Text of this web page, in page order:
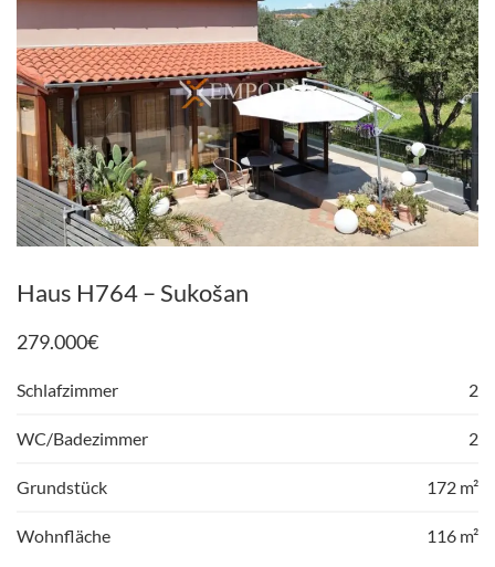
Haus H764 – Sukošan
279.000€
Schlafzimmer 2
WC/Badezimmer 2
Grundstück 172 m²
Wohnfläche 116 m²